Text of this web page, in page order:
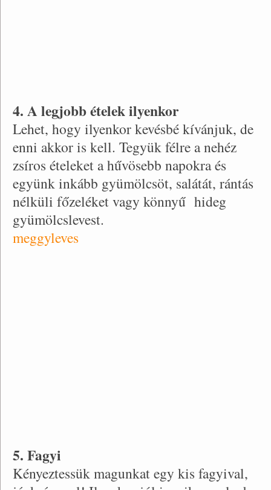
4. A legjobb ételek ilyenkor
Lehet, hogy ilyenkor kevésbé kívánjuk, de
enni akkor is kell. Tegyük félre a nehéz
zsíros ételeket a hűvösebb napokra és
együnk inkább gyümölcsöt, salátát, rántás
nélküli főzeléket vagy könnyű hideg
gyümölcslevest.
meggyleves
5. Fagyi
Kényeztessük magunkat egy kis fagyival,